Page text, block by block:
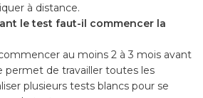
à distance.
le test faut-il commencer la
au moins 2 à 3 mois avant
permet de travailler toutes les
plusieurs tests blancs pour se